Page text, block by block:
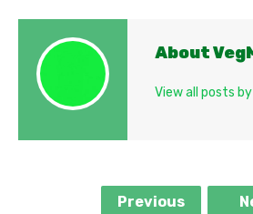
About
View all posts by
Previous